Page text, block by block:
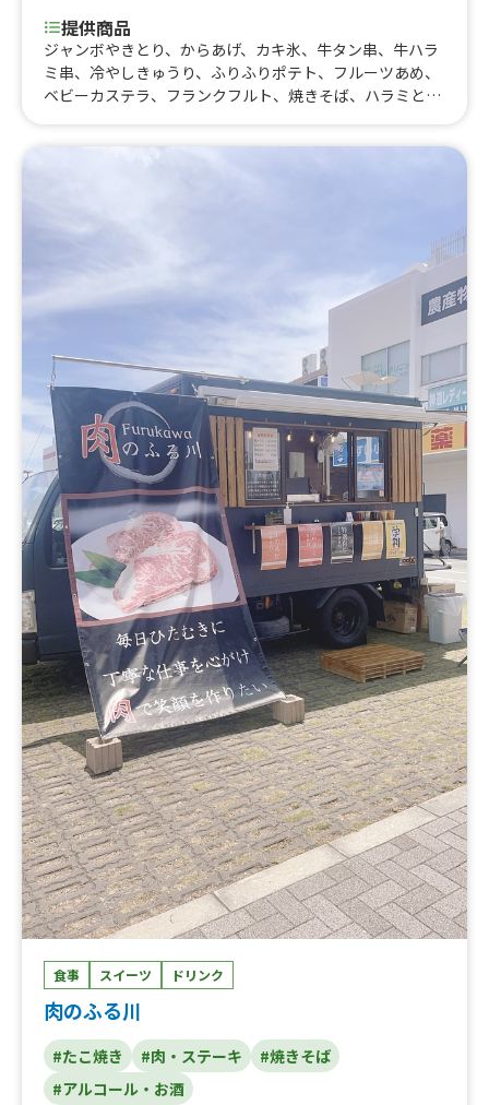
提供商品
ジャンボやきとり、からあげ、カキ氷、牛タン串、牛ハラ
ミ串、冷やしきゅうり、ふりふりポテト、フルーツあめ、
ベビーカステラ、フランクフルト、焼きそば、ハラミと牛
食事 スイーツ ドリンク
肉のふる川
#たこ焼き #肉・ステーキ
#焼きそば
#アルコール・お酒